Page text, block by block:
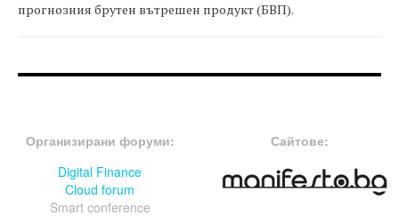
прогнозния брутен вътрешен продукт (БВП).
Организирани форуми:
Digital Finance
Cloud forum
Smart conference
Сайтове: